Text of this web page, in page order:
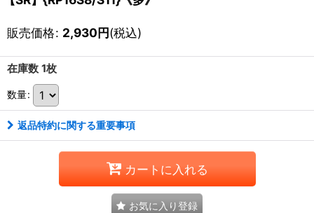
販売価格: 2,930円(税込)
在庫数 1枚
数量:
返品特約に関する重要事項
カートに入れる
お気に入り登録